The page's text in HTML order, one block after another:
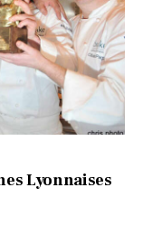
Lyonnaises